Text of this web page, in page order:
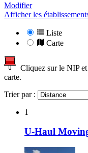
Modifier
Afficher les
Liste
Carte
Cliquez sur le NIP
carte.
Trier par :
1
U-Haul